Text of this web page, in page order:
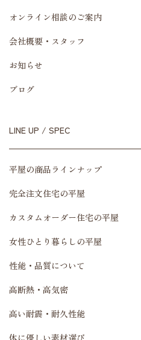
オンライン相談のご案内
会社概要・スタッフ
お知らせ
ブログ
LINE UP / SPEC
平屋の商品ラインナップ
完全注文住宅の平屋
カスタムオーダー住宅の平屋
女性ひとり暮らしの平屋
性能・品質について
高断熱・高気密
高い耐震・耐久性能